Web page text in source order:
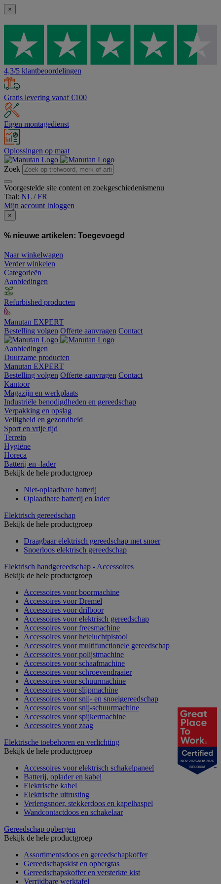
×
4,3/5 klantbeoordelingen
Gratis levering vanaf €100
Eigen montagedienst
Oplossingen op maat
Zoek
Voorgestelde site content en zoekgeschiedenismenu
Taal: NL /FR
Mijn account Inloggen
×
% nieuwe artikelen: Toegevoegd
Naar winkelwagen
Verder winkelen
Categorieën
Aanbiedingen
Refurbished producten
Manutan EXPERT
Bestelling volgen Offerte aanvragen Contact
Aanbiedingen
Duurzame producten
Manutan EXPERT
Bestelling volgen Offerte aanvragen Contact
Kantoor
Magazijn en werkplaats
Industriële benodigdheden en gereedschap
Verpakking en opslag
Veiligheid en gezondheid
Sport en vrije tijd
Terrein
Hygiëne
Horeca
Batterij en -lader
Bekijk de hele productgroep
Niet-oplaadbare batterij
Oplaadbare batterij en lader
Elektrisch gereedschap
Bekijk de hele productgroep
Draagbaar elektrisch gereedschap met snoer
Snoerloos elektrisch gereedschap
Elektrisch handgereedschap - Accessoires
Bekijk de hele productgroep
Accessoires voor boormachine
Accessoires voor Dremel
Accessoires voor drilboor
Accessoires voor elektrisch gereedschap
Accessoires voor freesmachine
Accessoires voor heteluchtpistool
Accessoires voor multifunctionele gereedschap
Accessoires voor polijstmachine
Accessoires voor schaafmachine
Accessoires voor schroevendraaier
Accessoires voor schuurmachine
Accessoires voor slijpmachine
Accessoires voor snij- en snoeigereedschap
Accessoires voor snij-schuurmachine
Accessoires voor spijkermachine
Accessoires voor zaag
Elektrische toebehoren en verlichting
Bekijk de hele productgroep
Accessoires voor elektrisch schakelpaneel
Batterij, oplader en kabel
Elektrische kabel
Elektrische uitrusting
Verlengsnoer, stekkerdoos en kapelhaspel
Wandcontactdoos en schakelaar
Gereedschap opbergen
Bekijk de hele productgroep
Assortimentsdoos en gereedschapkoffer
Gereedschapskist en opbergtas
Gereedschapskoffer en versterkte kist
Verrijdbare werktafel
NOV 2025-NOV 2026
BELGIUM